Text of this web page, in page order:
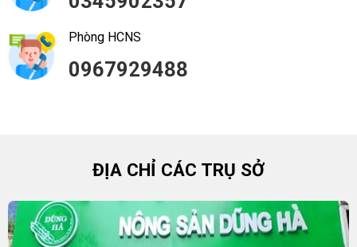
Phòng HCNS
0967929488
ĐỊA CHỈ CÁC TRỤ SỞ